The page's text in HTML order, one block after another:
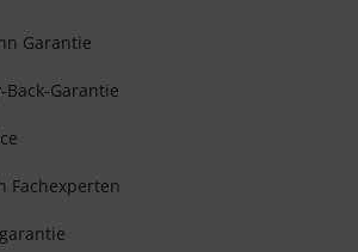
Garantie
Back-Garantie
Fachexperten